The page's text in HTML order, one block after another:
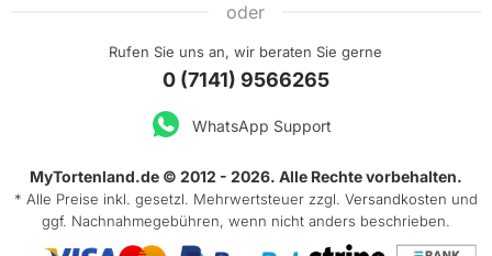
oder
Rufen Sie uns an, wir beraten Sie gerne
0 (7141) 9566265
WhatsApp Support
MyTortenland.de © 2012 - 2026. Alle Rechte vorbehalten.
* Alle Preise inkl. gesetzl. Mehrwertsteuer zzgl. Versandkosten und
ggf. Nachnahmegebühren, wenn nicht anders beschrieben.